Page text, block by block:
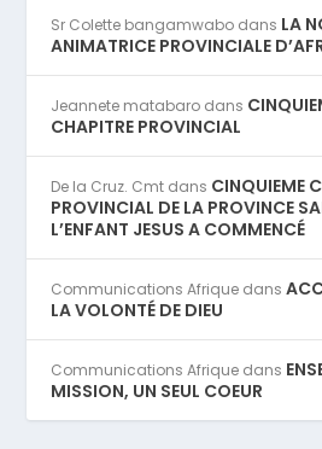
Sr Colette bangamwabo dans LA
ANIMATRICE PROVINCIALE
Jeannete matabaro dans
CHAPITRE PROVINCIAL
De la Cruz. Cmt dans CINQUIEME
PROVINCIAL DE LA PROVINCE
L’ENFANT JESUS A COMMENCÉ
Communications Afrique dans
LA VOLONTÉ DE DIEU
Communications Afrique dans
MISSION, UN SEUL COEUR